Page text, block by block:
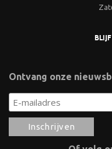
Ontvang onze